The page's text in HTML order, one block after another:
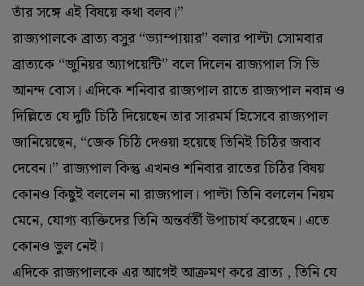
তাঁর সঙ্গে এই বিষয়ে কথা বলব।”
রাজ্যপালকে ব্রাত্য বসুর “ভ্যাম্পায়ার” বলার পাল্টা সোমবার
ব্রাত্যকে “জুনিয়র অ্যাপয়েন্টি” বলে দিলেন রাজ্যপাল সি ভি
আনন্দ বোস। এদিকে শনিবার রাজ্যপাল রাতে রাজ্যপাল নবান্ন ও
দিল্লিতে যে দুটি চিঠি দিয়েছেন তার সারমর্ম হিসেবে রাজ্যপাল
জানিয়েছেন, “জেক চিঠি দেওয়া হয়েছে তিনিই চিঠির জবাব
দেবেন।” রাজ্যপাল কিন্তু এখনও শনিবার রাতের চিঠির বিষয়
কোনও কিছুই বললেন না রাজ্যপাল। পাল্টা তিনি বললেন নিয়ম
মেনে, যোগ্য ব্যক্তিদের তিনি অন্তর্বর্তী উপাচার্য করেছেন। এতে
কোনও ভুল নেই।
এদিকে রাজ্যপালকে এর আগেই আক্রমণ করে ব্রাত্য , তিনি যে